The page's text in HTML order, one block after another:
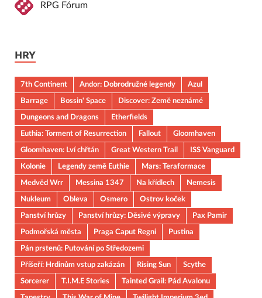
RPG Fórum
HRY
7th Continent Andor: Dobrodružné legendy
Azul
Barrage
Bossin' Space
Discover: Země neznámé
Dungeons and Dragons
Etherfields
Euthia: Torment of Resurrection
Fallout
Gloomhaven
Gloomhaven: Lví chřtán
Great Western Trail
ISS Vanguard
Kolonie
Legendy země Euthie
Mars: Teraformace
Medvěd Wrr
Messina 1347 Na křídlech
Nemesis
Nukleum
Obleva Osmero
Ostrov koček
Panství hrůzy
Panství hrůzy: Děsivé výpravy
Pax Pamir
Podmořská města
Praga Caput Regni
Pustina
Pán prstenů: Putování po Středozemi
Příšeří: Hrdinům vstup zakázán
Rising Sun
Scythe
Sorcerer
T.I.M.E Stories
Tainted Grail: Pád Avalonu